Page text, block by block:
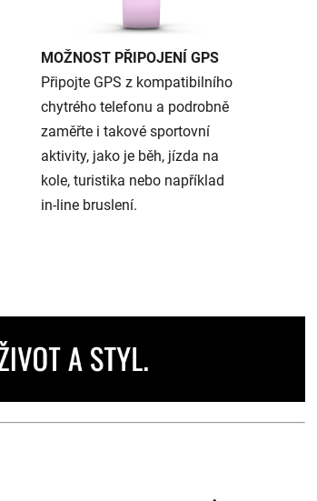
MOŽNOST PŘIPOJENÍ GPS
Připojte GPS z kompatibilního
chytrého telefonu a podrobně
zaměřte i takové sportovní
aktivity, jako je běh, jízda na
kole, turistika nebo například
in-line bruslení.